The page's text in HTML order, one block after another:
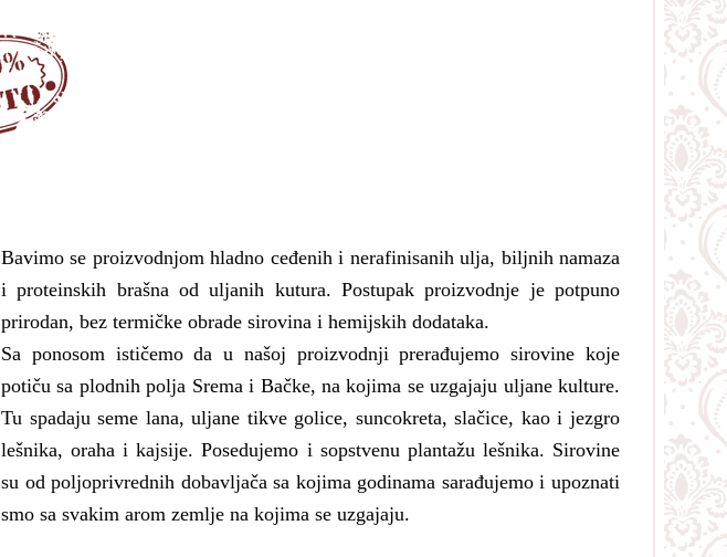
Bavimo se proizvodnjom hladno ceđenih i nerafinisanih ulja, biljnih namaza
i proteinskih brašna od uljanih kutura. Postupak proizvodnje je potpuno
prirodan, bez termičke obrade sirovina i hemijskih dodataka.
Sa ponosom ističemo da u našoj proizvodnji prerađujemo sirovine koje
potiču sa plodnih polja Srema i Bačke, na kojima se uzgajaju uljane kulture.
Tu spadaju seme lana, uljane tikve golice, suncokreta, slačice, kao i jezgro
lešnika, oraha i kajsije. Posedujemo i sopstvenu plantažu lešnika. Sirovine
su od poljoprivrednih dobavljača sa kojima godinama sarađujemo i upoznati
smo sa svakim arom zemlje na kojima se uzgajaju.